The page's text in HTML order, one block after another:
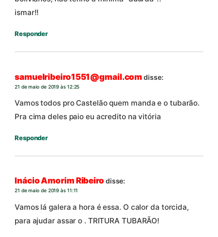
ismar!!
Responder
samuelribeiro1551@gmail.comdisse:
21 de maio de 2019 às 12:25
Vamos todos pro Castelão quem manda e o tubarão.
Pra cima deles paio eu acredito na vitória
Responder
Inácio Amorim Ribeiro disse:
21 de maio de 2019 às 11:11
Vamos lá galera a hora é essa. O calor da torcida,
para ajudar assar o . TRITURA TUBARÃO!